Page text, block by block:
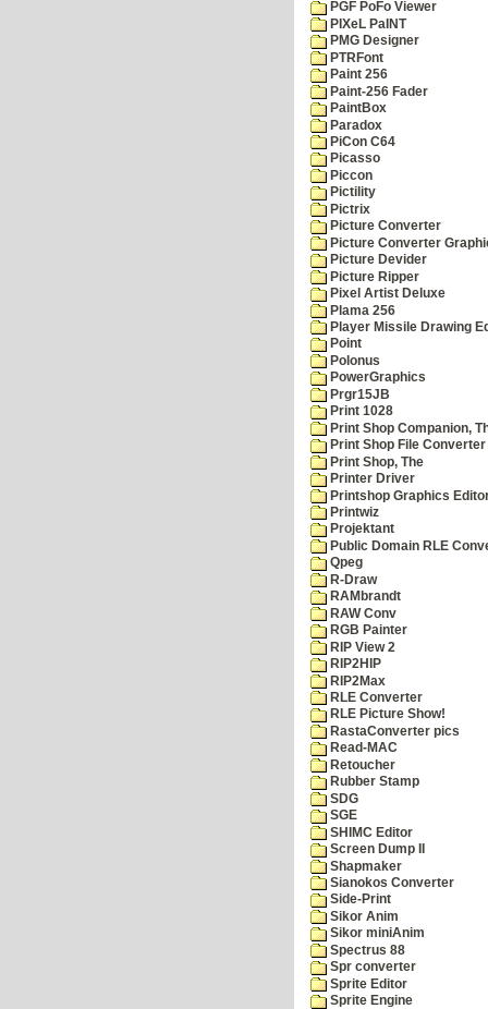
PGF PoFo Viewer
PIXeL PaINT
PMG Designer
PTRFont
Paint 256
Paint-256 Fader
PaintBox
Paradox
PiCon C64
Picasso
Piccon
Pictility
Pictrix
Picture Converter
Picture Converter
Picture Devider
Picture Ripper
Pixel Artist Deluxe
Plama 256
Player Missile Drawing
Point
Polonus
PowerGraphics
Prgr15JB
Print 1028
Print Shop Companion,
Print Shop File Converter
Print Shop, The
Printer Driver
Printshop Graphics
Printwiz
Projektant
Public Domain RLE
Qpeg
R-Draw
RAMbrandt
RAW Conv
RGB Painter
RIP View 2
RIP2HIP
RIP2Max
RLE Converter
RLE Picture Show!
RastaConverter pics
Read-MAC
Retoucher
Rubber Stamp
SDG
SGE
SHIMC Editor
Screen Dump II
Shapmaker
Sianokos Converter
Side-Print
Sikor Anim
Sikor miniAnim
Spectrus 88
Spr converter
Sprite Editor
Sprite Engine